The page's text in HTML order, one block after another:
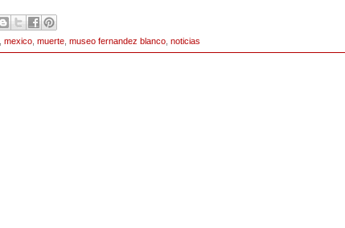
mexico muerte museo fernandez blanco noticias